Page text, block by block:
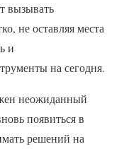
вызывать
не оставляя места
и
на сегодня.
неожиданный
появиться в
решений на